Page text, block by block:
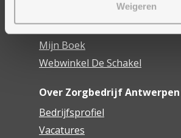
Weigeren
Onze innovaties
Mijn Boek
Webwinkel De Schakel
Over Zorgbedrijf Antwerpen
Bedrijfsprofiel
Vacatures